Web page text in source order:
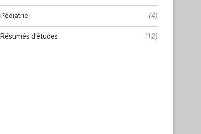
Pédiatrie (4)
Résumés d'études (12)